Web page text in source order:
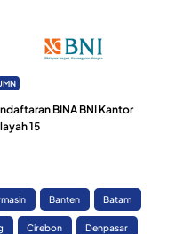
BINA BNI Kantor
15
Banten Batam
Cirebon Denpasar